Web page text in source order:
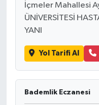
İçmeler Mahallesi
ÜNİVERSİTESİ
YANI
Yol Tarifi Al
Bademlik Eczanesi